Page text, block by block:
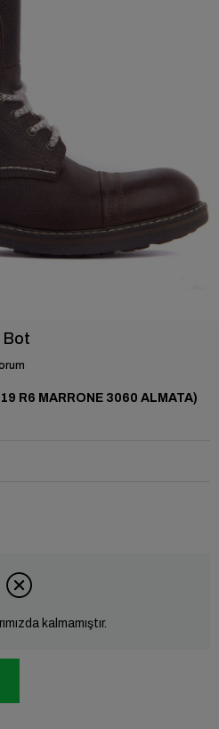
Bot
R6 MARRONE 3060 ALMATA)
kalmamıştır.